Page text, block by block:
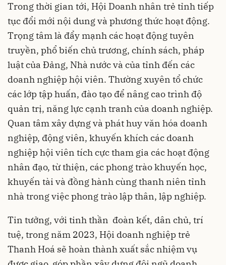
Trong thời gian tới, Hội Doanh nhân trẻ tỉnh tiếp
tục đổi mới nội dung và phương thức hoạt động.
Trọng tâm là đẩy mạnh các hoạt động tuyên
truyền, phổ biến chủ trương, chính sách, pháp
luật của Đảng, Nhà nước và của tỉnh đến các
doanh nghiệp hội viên. Thường xuyên tổ chức
các lớp tập huấn, đào tạo để nâng cao trình độ
quản trị, năng lực cạnh tranh của doanh nghiệp.
Quan tâm xây dựng và phát huy văn hóa doanh
nghiệp, động viên, khuyến khích các doanh
nghiệp hội viên tích cực tham gia các hoạt động
nhân đạo, từ thiện, các phong trào khuyến học,
khuyến tài và đồng hành cùng thanh niên tỉnh
nhà trong việc phong trào lập thân, lập nghiệp.
Tin tưởng, với tinh thần đoàn kết, dân chủ, trí
tuệ, trong năm 2023, Hội doanh nghiệp trẻ
Thanh Hoá sẽ hoàn thành xuất sắc nhiệm vụ